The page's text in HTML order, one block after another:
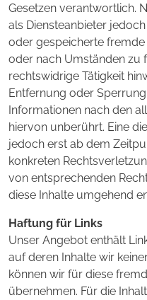
Gesetzen verantwortlich.
als Diensteanbieter
oder gespeicherte
oder nach Umständen zu
rechtswidrige Tätigkeit
Entfernung oder
Informationen nach den
hiervon unberührt. Eine
jedoch erst ab dem
konkreten
von entsprechenden
diese Inhalte umgehend
Haftung für Links
Unser Angebot enthält
auf deren Inhalte wir
können wir für diese
übernehmen. Für die